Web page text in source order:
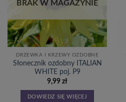
BRAK W MAGAZYNIE
DRZEWKA I KRZEWY OZDOBNE
Słonecznik ozdobny ITALIAN
WHITE poj. P9
9,99 zł
DOWIEDZ SIĘ WIĘCEJ